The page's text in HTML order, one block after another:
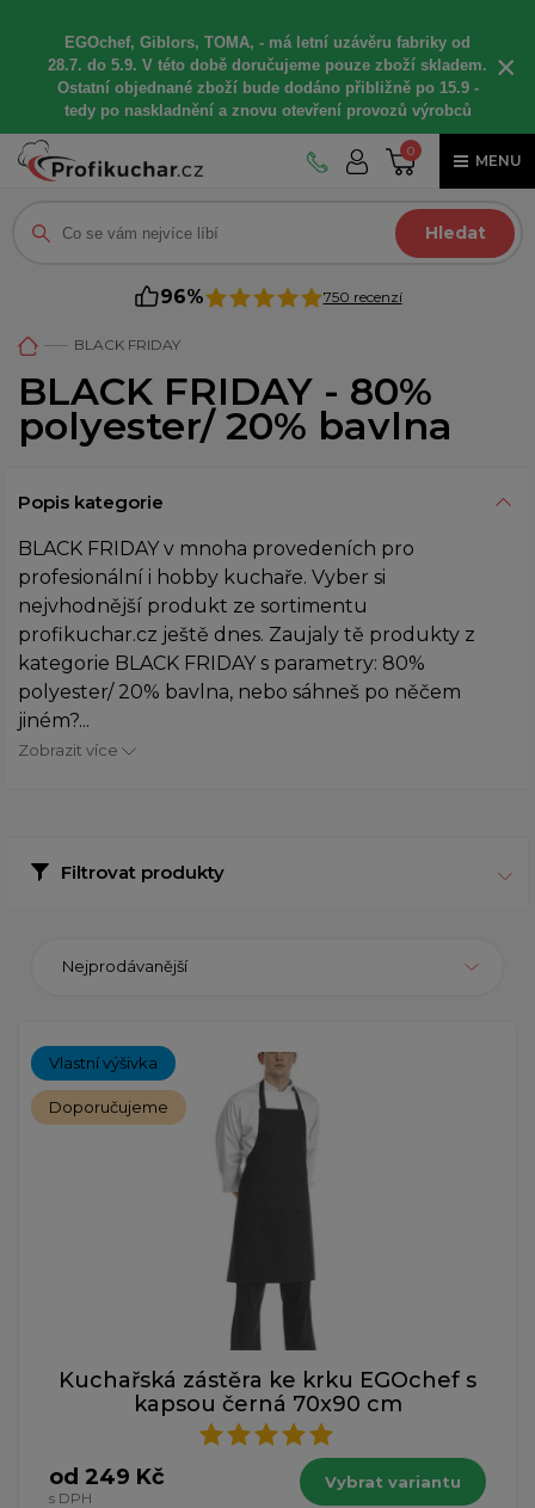
EGOchef, Giblors, TOMA, - má letní uzávěru fabriky od
28.7. do 5.9. V této době doručujeme pouze zboží skladem.
Ostatní objednané zboží bude dodáno přibližně po 15.9 -
tedy po naskladnění a znovu otevření provozů výrobců
×
0
MENU
Hledat
96% 750 recenzí
BLACK FRIDAY
BLACK FRIDAY - 80%
polyester/ 20% bavlna
Popis kategorie
BLACK FRIDAY v mnoha provedeních pro
profesionální i hobby kuchaře. Vyber si
nejvhodnější produkt ze sortimentu
profikuchar.cz ještě dnes. Zaujaly tě produkty z
kategorie BLACK FRIDAY s parametry: 80%
polyester/ 20% bavlna, nebo sáhneš po něčem
jiném?...
Zobrazit více
Filtrovat produkty
Nejprodávanější
Vlastní výšivka
Doporučujeme
Kuchařská zástěra ke krku EGOchef s
kapsou černá 70x90 cm
od 249 Kč
s DPH
Vybrat variantu